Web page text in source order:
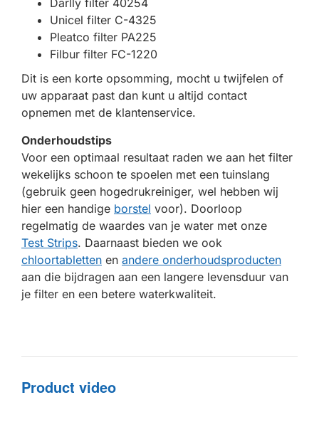
Darlly filter 40254
Unicel filter C-4325
Pleatco filter PA225
Filbur filter FC-1220
Dit is een korte opsomming, mocht u twijfelen of
uw apparaat past dan kunt u altijd contact
opnemen met de klantenservice.
Onderhoudstips
Voor een optimaal resultaat raden we aan het filter
wekelijks schoon te spoelen met een tuinslang
(gebruik geen hogedrukreiniger, wel hebben wij
hier een handige borstel voor). Doorloop
regelmatig de waardes van je water met onze
Test Strips. Daarnaast bieden we ook
chloortabletten en andere onderhoudsproducten
aan die bijdragen aan een langere levensduur van
je filter en een betere waterkwaliteit.
Product video